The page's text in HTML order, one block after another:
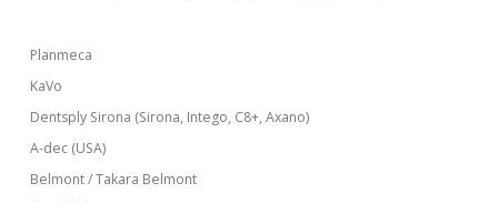
Planmeca
KaVo
Dentsply Sirona (Sirona, Intego, C8+, Axano)
A-dec (USA)
Belmont / Takara Belmont